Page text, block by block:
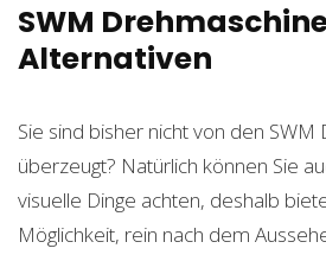
SWM
Alternativen
Sie sind bisher nicht von den SWM
überzeugt? Natürlich können Sie
visuelle Dinge achten, deshalb
Möglichkeit, rein nach dem